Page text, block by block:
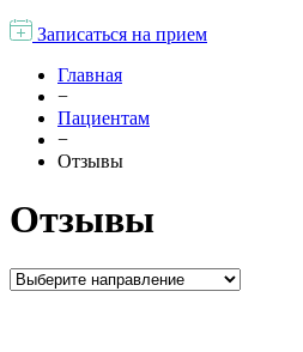
Записаться на прием
Главная
−
Пациентам
−
Отзывы
Отзывы